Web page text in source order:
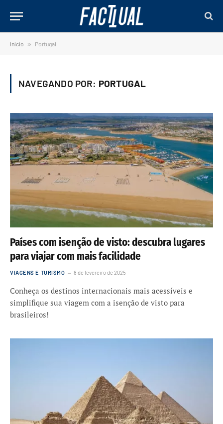
Início » Portugal
NAVEGANDO POR: PORTUGAL
Países com isenção de visto: descubra lugares
para viajar com mais facilidade
VIAGENS E TURISMO 8 de fevereiro de 2025
Conheça os destinos internacionais mais acessíveis e
simplifique sua viagem com a isenção de visto para
brasileiros!